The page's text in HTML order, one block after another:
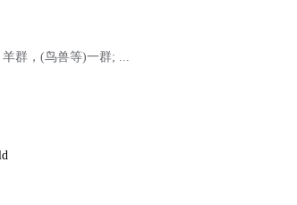
羊群，(鸟兽等)一群; ...